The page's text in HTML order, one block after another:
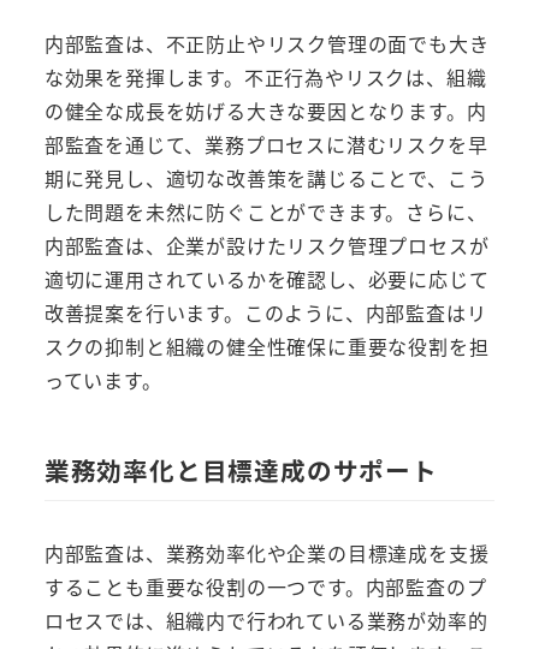
内部監査は、不正防止やリスク管理の面でも大き
な効果を発揮します。不正行為やリスクは、組織
の健全な成長を妨げる大きな要因となります。内
部監査を通じて、業務プロセスに潜むリスクを早
期に発見し、適切な改善策を講じることで、こう
した問題を未然に防ぐことができます。さらに、
内部監査は、企業が設けたリスク管理プロセスが
適切に運用されているかを確認し、必要に応じて
改善提案を行います。このように、内部監査はリ
スクの抑制と組織の健全性確保に重要な役割を担
っています。
業務効率化と目標達成のサポート
内部監査は、業務効率化や企業の目標達成を支援
することも重要な役割の一つです。内部監査のプ
ロセスでは、組織内で行われている業務が効率的